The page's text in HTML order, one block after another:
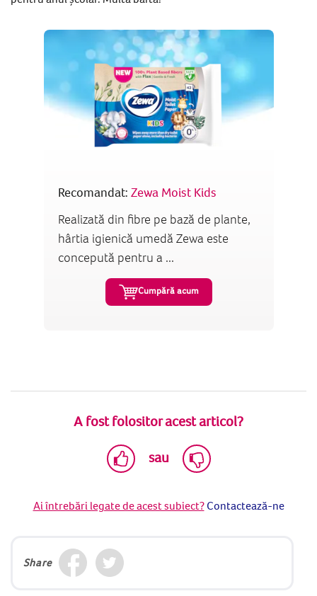
Recomandat: Zewa Moist Kids
Realizată din fibre pe bază de plante,
hârtia igienică umedă Zewa este
concepută pentru a ...
Cumpără acum
A fost folositor acest articol?
sau
Ai întrebări legate de acest subiect?Contactează-ne
Share